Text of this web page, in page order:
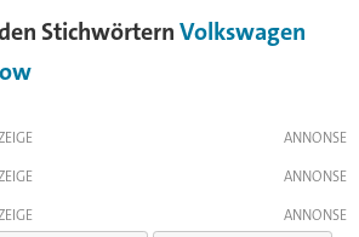
StichwörternVolkswagen